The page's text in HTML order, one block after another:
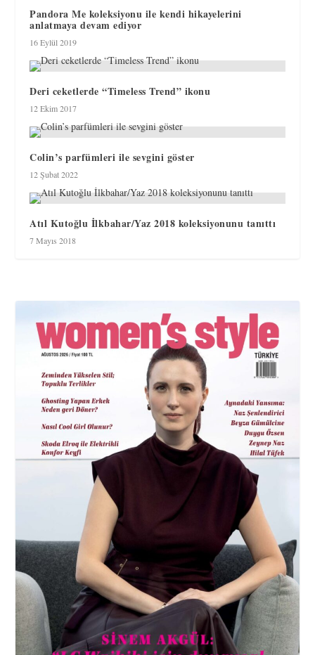
Pandora Me koleksiyonu ile kendi hikayelerini
anlatmaya devam ediyor
16 Eylül 2019
Deri ceketlerde “Timeless Trend” ikonu
12 Ekim 2017
Colin’s parfümleri ile sevgini göster
12 Şubat 2022
Atıl Kutoğlu İlkbahar/Yaz 2018 koleksiyonunu tanıttı
7 Mayıs 2018